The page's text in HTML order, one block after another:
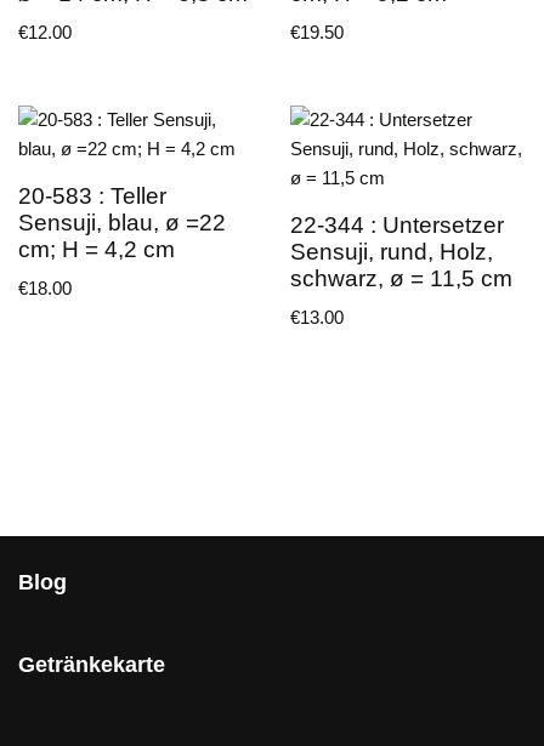
€12.00 €19.50
20-583 : Teller
Sensuji, blau, ø =22
cm; H = 4,2 cm
€18.00
22-344 : Untersetzer
Sensuji, rund, Holz,
schwarz, ø = 11,5 cm
€13.00
Blog
Getränkekarte